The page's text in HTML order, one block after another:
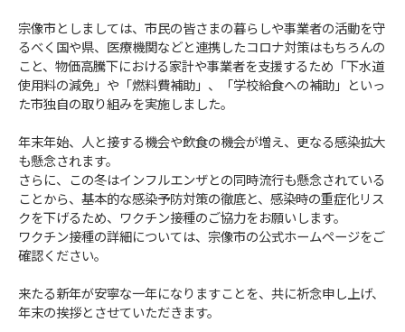
宗像市としましては、市民の皆さまの暮らしや事業者の活動を守
るべく国や県、医療機関などと連携したコロナ対策はもちろんの
こと、物価高騰下における家計や事業者を支援するため「下水道
使用料の減免」や「燃料費補助」、「学校給食への補助」といっ
た市独自の取り組みを実施しました。
年末年始、人と接する機会や飲食の機会が増え、更なる感染拡大
も懸念されます。
さらに、この冬はインフルエンザとの同時流行も懸念されている
ことから、基本的な感染予防対策の徹底と、感染時の重症化リス
クを下げるため、ワクチン接種のご協力をお願いします。
ワクチン接種の詳細については、宗像市の公式ホームページをご
確認ください。
来たる新年が安寧な一年になりますことを、共に祈念申し上げ、
年末の挨拶とさせていただきます。